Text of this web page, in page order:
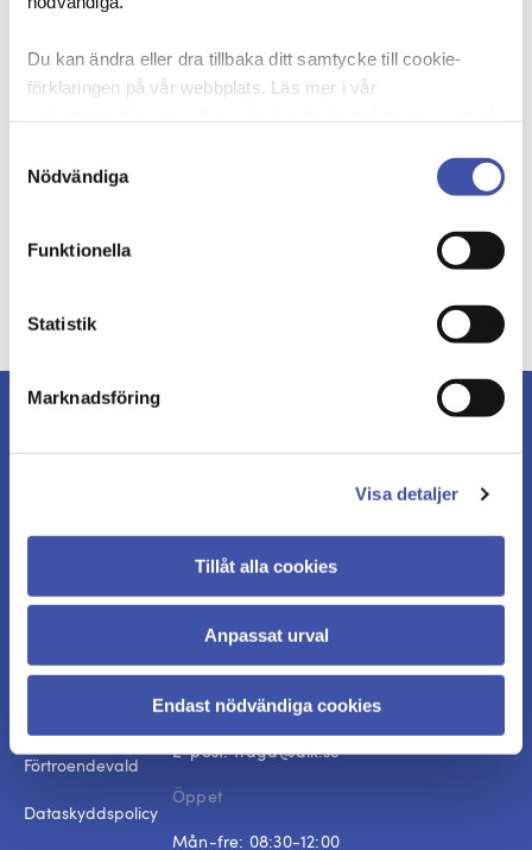
Du kan ändra eller dra tillbaka ditt samtycke till cookie-
förklaringen på vår webbplats. Läs mer i vår
samtyckes-ID och datum för när du kontaktade oss
samtycke direkt genom att klicka på knappnålen nere till
vänster på sidan.
Nödvändiga
Funktionella
Statistik
Marknadsföring
Visa detaljer
Tillåt alla cookies
Anpassat urval
Endast nödvändiga cookies
så kontaktar vi personen och berättar vad ett
Fyll i formuläret så hör vi av oss!
Till formuläret
Bli medlem i DIK idag. Specialistfackförbundet
Att bli medlem
Byta fackförbund
Förtroendevald
Dataskyddspolicy
Kontakta oss
Telefon:08-480 040 00
E-post:fraga@dik.se
Öppet
Mån-fre: 08:30-12:00